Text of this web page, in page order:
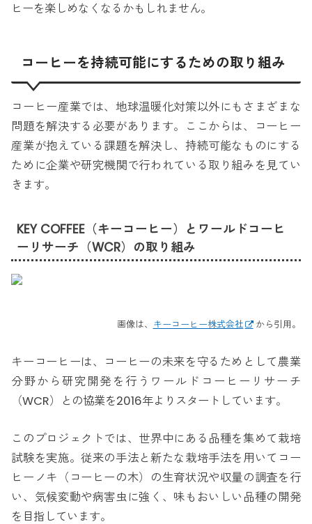
ヒーを楽しめなくなるかもしれません。
コーヒーを持続可能にするための取り組み
コーヒー産業では、地球温暖化対策以外にもさまざまな
問題を解決する必要があります。ここからは、コーヒー
産業が抱えている課題を解決し、持続可能なものにする
ために企業や研究機関で行われている取り組みを見てい
きます。
KEY COFFEE（キーコーヒー）とワールドコーヒ
ーリサーチ（WCR）の取り組み
画像は、 キーコーヒー株式会社 から引用。
キーコーヒーは、コーヒーの未来を守るためとして農業
分野から研究開発を行うワールドコーヒーリサーチ
（WCR）との協業を2016年よりスタートしています。
このプロジェクトでは、世界中にある品種を集めて栽培
試験を実施。従来の手法と新たな栽培手法を用いてコー
ヒーノキ（コーヒーの木）の生育状況や収量の調査を行
い、気候変動や病害虫に強く、味もおいしい品種の開発
を目指しています。